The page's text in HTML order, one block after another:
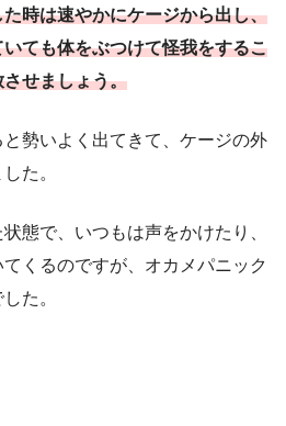
時は速やかにケージから出し、
ても体をぶつけて怪我をするこ
せましょう。
勢いよく出てきて、ケージの外
た。
態で、いつもは声をかけたり、
くるのですが、オカメパニック
た。